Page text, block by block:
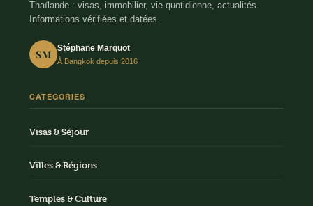
Thaïlande : visas, immobilier, vie quotidienne, actualités.
Informations vérifiées et datées.
SM Stéphane Marquot
À Bangkok depuis 2016
CATÉGORIES
Visas & Séjour
Villes & Régions
Temples & Culture